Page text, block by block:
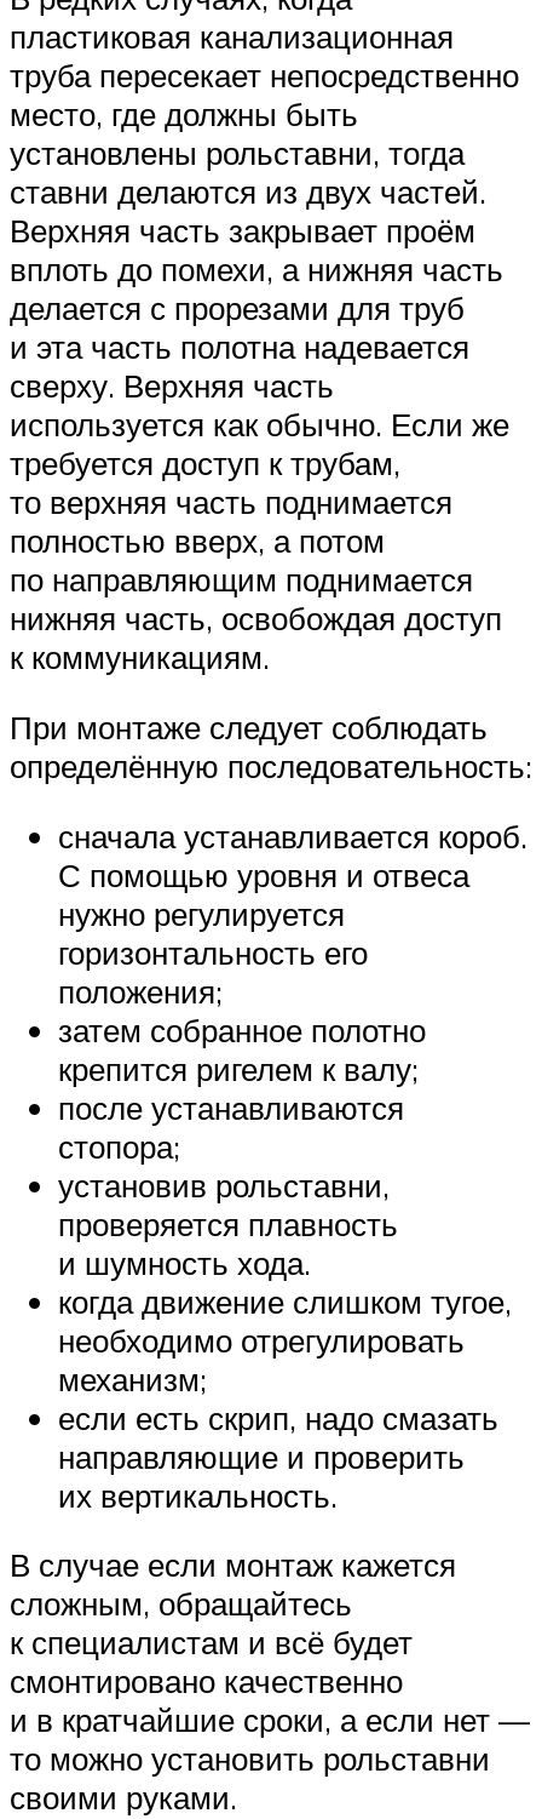
пластиковая канализационная
труба пересекает непосредственно
место, где должны быть
установлены рольставни, тогда
ставни делаются из двух частей.
Верхняя часть закрывает проём
вплоть до помехи, а нижняя часть
делается с прорезами для труб
и эта часть полотна надевается
сверху. Верхняя часть
используется как обычно. Если же
требуется доступ к трубам,
то верхняя часть поднимается
полностью вверх, а потом
по направляющим поднимается
нижняя часть, освобождая доступ
к коммуникациям.
При монтаже следует соблюдать
определённую последовательность:
сначала устанавливается короб.
С помощью уровня и отвеса
нужно регулируется
горизонтальность его
положения;
затем собранное полотно
крепится ригелем к валу;
после устанавливаются
стопора;
установив рольставни,
проверяется плавность
и шумность хода.
когда движение слишком тугое,
необходимо отрегулировать
механизм;
если есть скрип, надо смазать
направляющие и проверить
их вертикальность.
В случае если монтаж кажется
сложным, обращайтесь
к специалистам и всё будет
смонтировано качественно
и в кратчайшие сроки, а если нет —
то можно установить рольставни
своими руками.